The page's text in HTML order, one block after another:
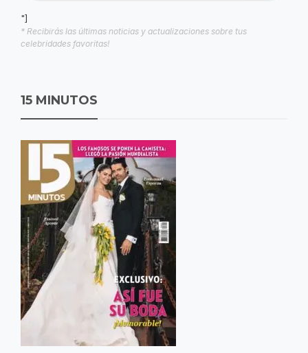
"]
* Recibirás las últimas noticias y actualizaciones sobre tus
celebridades favoritas!
15 MINUTOS